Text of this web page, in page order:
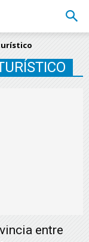
entre